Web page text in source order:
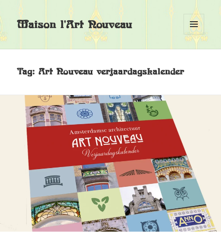
Maison l'Art Nouveau
MENU
EN
Tag:Art Nouveau verjaardagskalender